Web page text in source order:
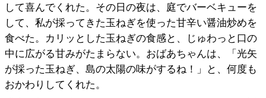
して喜んでくれた。その日の夜は、庭でバーベキューを
して、私が採ってきた玉ねぎを使った甘辛い醤油炒めを
食べた。カリッとした玉ねぎの食感と、じゅわっと口の
中に広がる甘みがたまらない。おばあちゃんは、「光矢
が採った玉ねぎ、島の太陽の味がするね！」と、何度も
おかわりしてくれた。